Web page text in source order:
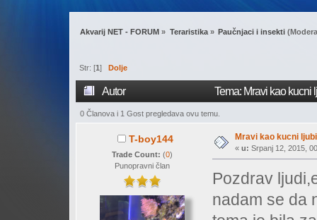
Akvarij NET - FORUM » Teraristika» Paučnjaci i insekti
Str: [1] Dolje
Autor Tema: Mravi kao kucni
0 Članova i 1 Gost pregledava ovu temu.
T-boy144
Trade Count: (0)
Punopravni član
Mravi kao kucni
« u: Srpanj 12, 2015,
Pozdrav
nadam se da